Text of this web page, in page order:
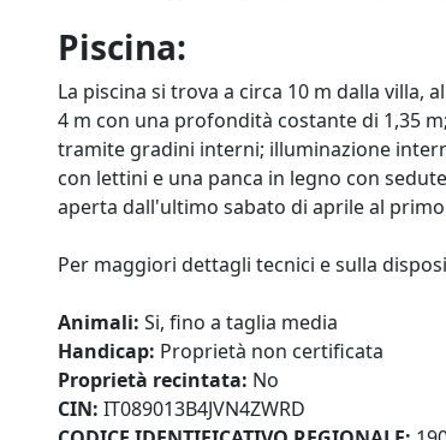
Piscina:
La piscina si trova a circa 10 m dalla
4 m con una profondità costante di 1,35
tramite gradini interni; illuminazione
con lettini e una panca in legno con
aperta dall'ultimo sabato di aprile al
Per maggiori dettagli tecnici e sulla
Animali: Si, fino a taglia media
Handicap: Proprietà non certificata
Proprietà recintata: No
CIN: IT089013B4JVN4ZWRD